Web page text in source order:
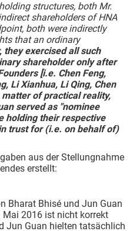
structures, both Mr.
shareholders of HNA
both were indirectly
that an ordinary
they exercised all such
shareholder only after
[i.e. Chen Feng,
Li Xianhua, Li Qing, Chen
matter of practical reality,
served as "nominee
holding their respective
trust for (i.e. on behalf of)
aus der Stellungnahme
erstellt:
Bharat Bhisé und Jun Guan
2016 ist nicht korrekt
Jun Guan hielten tatsächlich